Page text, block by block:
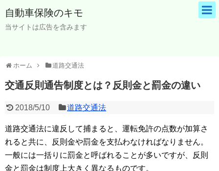
自動車保険のキモ
当サイトは広告を含みます
ホーム 道路交通法
交通反則通告制度とは？反則金と罰金の違い
2018/5/10 道路交通法
道路交通法に違反して捕まると、運転免許の点数が加算さ
れると共に、反則金や罰金を支払わなければなりません。
一般には一括りに罰金と呼ばれることが多いですが、反則
金と罰金は制度上大きく異なるものです。